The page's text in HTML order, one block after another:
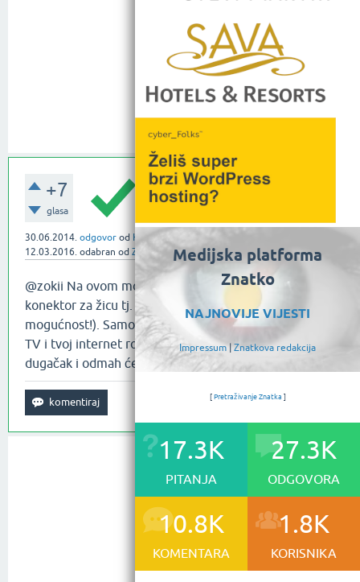
+7
glasa
30.06.2014. odgovor od Hrvoje Novak
12.03.2016. odabran od Znatko
@zokii Na ovom modelu imaš Ethernet
konektor za žicu tj. LAN (ne i wireless
mogućnost!). Samo spoji Ethernet kabelom Panasonic
TV i tvoj internet router. Pazi da je kabel dovoljno
dugačak i odmah će ti internet proraditi na televizoru.
Medijska platforma
Znatko
NAJNOVIJE VIJESTI
Impressum |Znatkova redakcija
[ Pretraživanje Znatka ]
17.3K
PITANJA
27.3K
ODGOVORA
10.8K
KOMENTARA
1.8K
KORISNIKA